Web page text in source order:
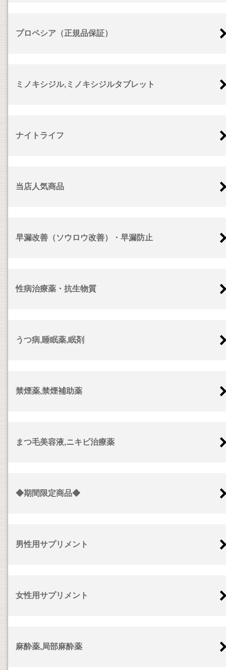
プロペシア（正規品保証）
ミノキシジル,ミノキシジルタブレット
ナイトライフ
当店人気商品
早漏改善（ソウロウ改善）・早漏防止
性病治療薬・抗生物質
うつ病,睡眠薬,眠剤
禁煙薬,禁煙補助薬
まつ毛美容液,ニキビ治療薬
◆期間限定商品◆
男性用サプリメント
女性用サプリメント
麻酔薬,局部麻酔薬